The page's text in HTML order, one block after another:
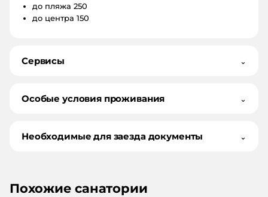
до пляжа 250
до центра 150
Сервисы ⌄
Особые условия проживания ⌄
Необходимые для заезда документы ⌄
Похожие санатории